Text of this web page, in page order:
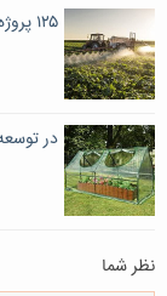
۱۲۵ پروژه کشاورزی در کردستان بهره‌برداری می‌شود
در
نظر شما